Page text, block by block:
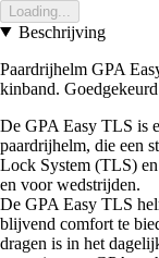
Loading...
Beschrijving
Paardrijhelm GPA
kinband.
De GPA Easy TLS is
paardrijhelm, die een
Lock System (TLS)
en voor wedstrijden.
De GPA Easy TLS
blijvend comfort te
dragen is in het